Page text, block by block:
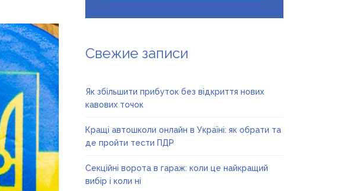
Свежие записи
Як збільшити прибуток без відкриття нових
кавових точок
Кращі автошколи онлайн в Україні: як обрати та
де пройти тести ПДР
Секційні ворота в гараж: коли це найкращий
вибір і коли ні